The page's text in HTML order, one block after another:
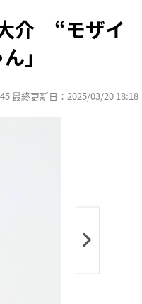
介 “モザイ
」
最終更新日：2025/03/20 18:18